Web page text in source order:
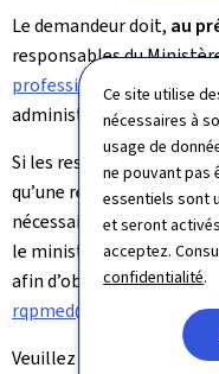
Ce site utilise
nécessaires à
usage de
ne pouvant pas
essentiels sont
et seront
acceptez.
confidentialité.
Le demandeur doit, au
responsables du
administratives à
Si les responsables du
qu’une reconnaissance
nécessaire, le
le ministère de la
afin d’obtenir un
rqpmed@mesr.etat.lu )
Veuillez trouver ci-